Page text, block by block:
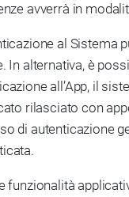
avverrà in
al Sistema
In alternativa, è
all’App, il
rilasciato con
di autenticazione
funzionalità